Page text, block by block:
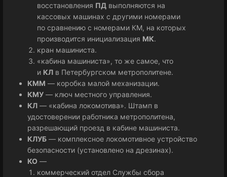
восстановления ПД выполняются на
кассовых машинах с другими номерами
по сравнению с номерами КМ, на которых
производится инициализация МК.
кран машиниста.
«кабина машиниста», то же самое, что
и КЛ в Петербургском метрополитене.
КММ — коробка малой механизации.
КМУ — ключ местного управления.
КЛ — «кабина локомотива». Штамп в
удостоверении работника метрополитена,
разрешающий проезд в кабине машиниста.
КЛУБ — комплексное локомотивное устройство
безопасности (установлено на дрезинах).
КО —
коммерческий отдел Службы сбора